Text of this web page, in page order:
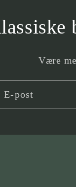
Være
E-post